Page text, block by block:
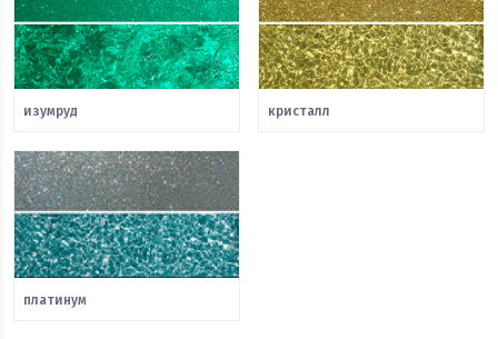
изумруд кристалл
платинум